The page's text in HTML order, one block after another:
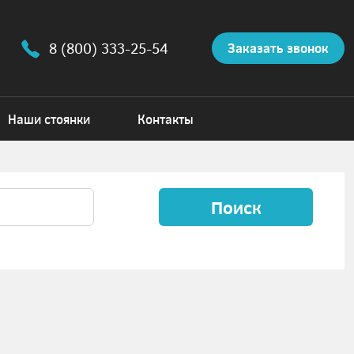
8 (800) 333-25-54 Заказать звонок
Наши стоянки Контакты
Поиск